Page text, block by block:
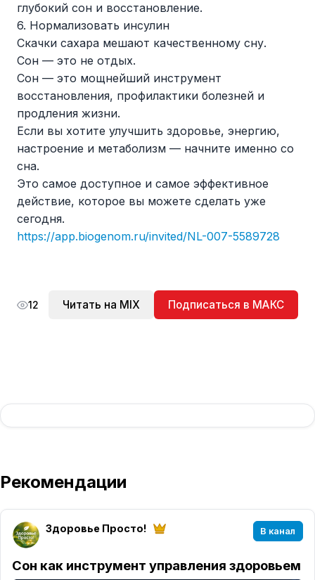
глубокий сон и восстановление.
6. Нормализовать инсулин
Скачки сахара мешают качественному сну.
Сон — это не отдых.
Сон — это мощнейший инструмент
восстановления, профилактики болезней и
продления жизни.
Если вы хотите улучшить здоровье, энергию,
настроение и метаболизм — начните именно со
сна.
Это самое доступное и самое эффективное
действие, которое вы можете сделать уже
сегодня.
https://app.biogenom.ru/invited/NL-007-5589728
12 Читать на MIX Подписаться в МАКС
Рекомендации
Здоровье Просто! В канал
Сон как инструмент управления здоровьем